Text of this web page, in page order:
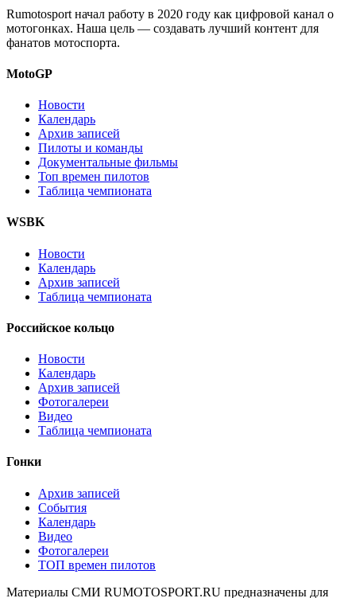
Rumotosport начал работу в 2020 году как цифровой канал о
мотогонках. Наша цель — создавать лучший контент для
фанатов мотоспорта.
MotoGP
Новости
Календарь
Архив записей
Пилоты и команды
Документальные фильмы
Топ времен пилотов
Таблица чемпионата
WSBK
Новости
Календарь
Архив записей
Таблица чемпионата
Российское кольцо
Новости
Календарь
Архив записей
Фотогалереи
Видео
Таблица чемпионата
Гонки
Архив записей
События
Календарь
Видео
Фотогалереи
ТОП времен пилотов
Материалы СМИ RUMOTOSPORT.RU предназначены для